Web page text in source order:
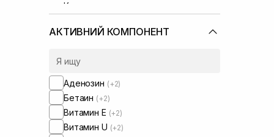
Кожа лица с расширенными порами
АКТИВНИЙ КОМПОНЕНТ
Аденозин (+2)
Бетаин (+2)
Витамин Е (+2)
Витамин U (+2)